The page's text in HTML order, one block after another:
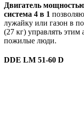
Двигатель
система 4 в 1
лужайку или газон в
(27 кг) управлять
пожилые люди.
DDE LM 51-60 D